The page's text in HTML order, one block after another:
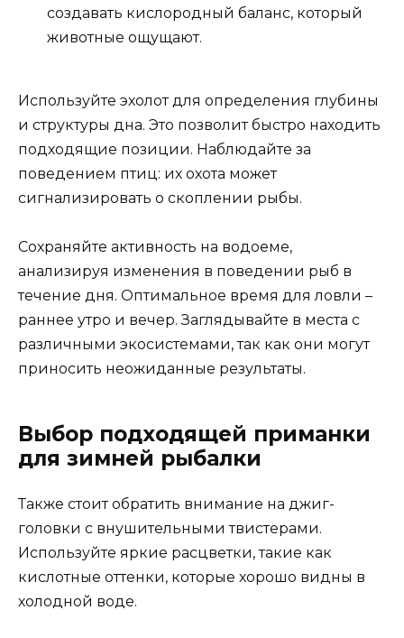
создавать кислородный баланс, который
животные ощущают.
Используйте эхолот для определения глубины
и структуры дна. Это позволит быстро находить
подходящие позиции. Наблюдайте за
поведением птиц: их охота может
сигнализировать о скоплении рыбы.
Сохраняйте активность на водоеме,
анализируя изменения в поведении рыб в
течение дня. Оптимальное время для ловли –
раннее утро и вечер. Заглядывайте в места с
различными экосистемами, так как они могут
приносить неожиданные результаты.
Выбор подходящей приманки
для зимней рыбалки
Также стоит обратить внимание на джиг-
головки с внушительными твистерами.
Используйте яркие расцветки, такие как
кислотные оттенки, которые хорошо видны в
холодной воде.